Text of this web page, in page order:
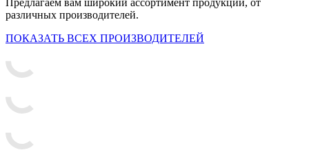
Предлагаем вам широкий ассортимент продукции, от
различных производителей.
ПОКАЗАТЬ ВСЕХ ПРОИЗВОДИТЕЛЕЙ